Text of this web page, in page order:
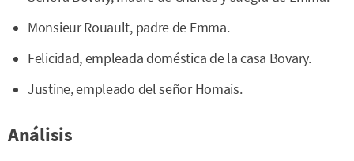
Monsieur Rouault, padre de Emma.
Felicidad, empleada doméstica de la casa Bovary.
Justine, empleado del señor Homais.
Análisis